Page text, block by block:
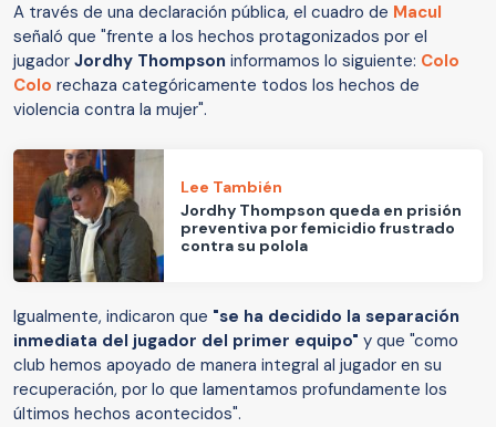
A través de una declaración pública, el cuadro de Macul
señaló que "frente a los hechos protagonizados por el
jugador Jordhy Thompson informamos lo siguiente: Colo
Colo rechaza categóricamente todos los hechos de
violencia contra la mujer".
Lee También
Jordhy Thompson queda en prisión
preventiva por femicidio frustrado
contra su polola
Igualmente, indicaron que "se ha decidido la separación
inmediata del jugador del primer equipo" y que "como
club hemos apoyado de manera integral al jugador en su
recuperación, por lo que lamentamos profundamente los
últimos hechos acontecidos".